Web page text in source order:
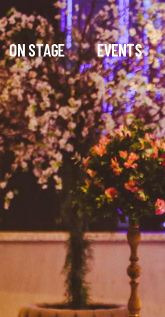
ON STAGE EVENTS